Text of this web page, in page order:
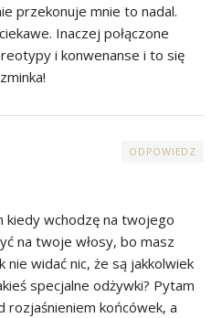
przekonuje mnie to nadal.
Inaczej połączone
i konwenanse i to się
ODPOWIEDZ
kiedy wchodzę na twojego
na twoje włosy, bo masz
widać nic, że są jakkolwiek
specjalne odżywki? Pytam
rozjaśnieniem końcówek, a